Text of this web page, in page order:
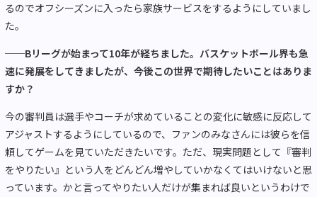
るのでオフシーズンに入ったら家族サービスをするようにしていまし
た。
──Bリーグが始まって10年が経ちました。バスケットボール界も急
速に発展をしてきましたが、今後この世界で期待したいことはありま
すか？
今の審判員は選手やコーチが求めていることの変化に敏感に反応して
アジャストするようにしているので、ファンのみなさんには彼らを信
頼してゲームを見ていただきたいです。ただ、現実問題として『審判
をやりたい』という人をどんどん増やしていかなくてはいけないと思
っています。かと言ってやりたい人だけが集まれば良いというわけで